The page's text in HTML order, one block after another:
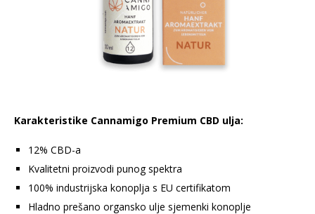
Karakteristike Cannamigo Premium CBD ulja:
12% CBD-a
Kvalitetni proizvodi punog spektra
100% industrijska konoplja s EU certifikatom
Hladno prešano organsko ulje sjemenki konoplje